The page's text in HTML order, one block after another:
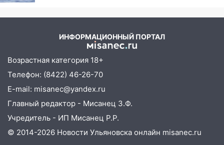
Жители Ульяновска сами
пытаются расчистить ливнёвки, не
дождавшись коммунальщиков
14:16
Шторм продолжает ломать город:
на улице Любови Шевцовой рухнул
светофор
14:14 Студента из Ульяновска обманули
мошенники под видом преподавателя
ИНФОРМАЦИОННЫЙ ПОРТАЛ
Возрастная категория 18+
Телефон: (8422) 46-26-70
E-mail: misanec@yandex.ru
Главный редактор - Мисанец З.Ф.
Учредитель - ИП Мисанец Р.Р.
© 2014-2026 Новости Ульяновска онлайн misanec.ru